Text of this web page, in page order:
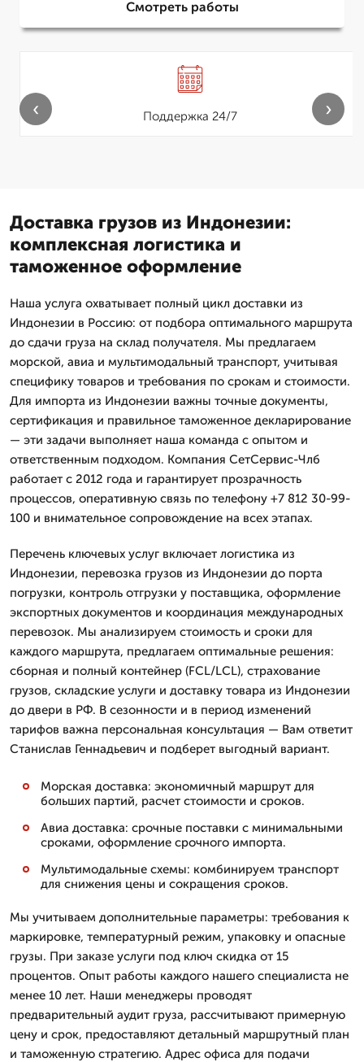
Смотреть работы
Поддержка 24/7
‹ ›
Доставка грузов из Индонезии:
комплексная логистика и
таможенное оформление
Наша услуга охватывает полный цикл доставки из
Индонезии в Россию: от подбора оптимального маршрута
до сдачи груза на склад получателя. Мы предлагаем
морской, авиа и мультимодальный транспорт, учитывая
специфику товаров и требования по срокам и стоимости.
Для импорта из Индонезии важны точные документы,
сертификация и правильное таможенное декларирование
— эти задачи выполняет наша команда с опытом и
ответственным подходом. Компания СетСервис-Члб
работает с 2012 года и гарантирует прозрачность
процессов, оперативную связь по телефону +7 812 30-99-
100 и внимательное сопровождение на всех этапах.
Перечень ключевых услуг включает логистика из
Индонезии, перевозка грузов из Индонезии до порта
погрузки, контроль отгрузки у поставщика, оформление
экспортных документов и координация международных
перевозок. Мы анализируем стоимость и сроки для
каждого маршрута, предлагаем оптимальные решения:
сборная и полный контейнер (FCL/LCL), страхование
грузов, складские услуги и доставку товара из Индонезии
до двери в РФ. В сезонности и в период изменений
тарифов важна персональная консультация — Вам ответит
Станислав Геннадьевич и подберет выгодный вариант.
Морская доставка: экономичный маршрут для
больших партий, расчет стоимости и сроков.
Авиа доставка: срочные поставки с минимальными
сроками, оформление срочного импорта.
Мультимодальные схемы: комбинируем транспорт
для снижения цены и сокращения сроков.
Мы учитываем дополнительные параметры: требования к
маркировке, температурный режим, упаковку и опасные
грузы. При заказе услуги под ключ скидка от 15
процентов. Опыт работы каждого нашего специалиста не
менее 10 лет. Наши менеджеры проводят
предварительный аудит груза, рассчитывают примерную
цену и срок, предоставляют детальный маршрутный план
и таможенную стратегию. Адрес офиса для подачи